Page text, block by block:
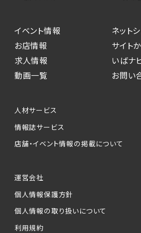
イベント情報
お店情報
求人情報
動画一覧
ネット
サイト
いばナ
お問い
人材サービス
情報誌サービス
店舗・イベント情報の掲載について
運営会社
個人情報保護方針
個人情報の取り扱いについて
利用規約